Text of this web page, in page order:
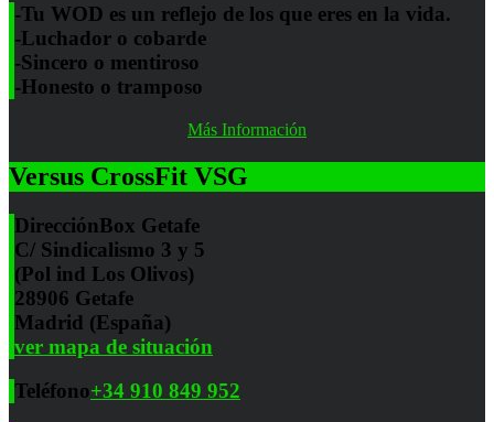
-Tu WOD es un reflejo de los que eres en la vida.
-Luchador o cobarde
-Sincero o mentiroso
-Honesto o tramposo
Más Información
Versus CrossFit VSG
DirecciónBox Getafe
C/ Sindicalismo 3 y 5
(Pol ind Los Olivos)
28906 Getafe
Madrid (España)
ver mapa de situación
Teléfono+34 910 849 952